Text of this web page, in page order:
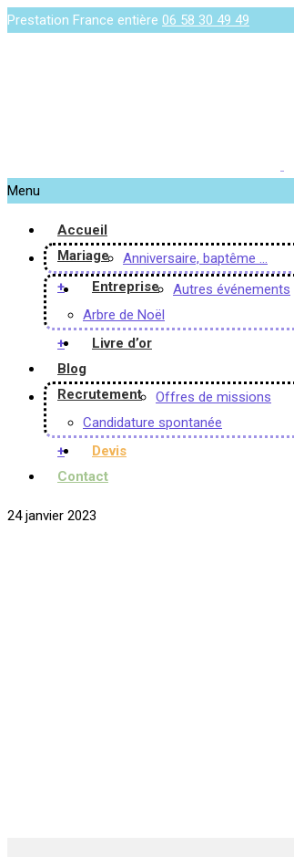
Prestation France entière 06 58 30 49 49
Menu
Accueil
Mariage
Anniversaire, baptême …
+
Entreprise
Autres événements
Arbre de Noël
+
Livre d’or
Blog
Recrutement
Offres de missions
Candidature spontanée
+
Devis
Contact
24 janvier 2023